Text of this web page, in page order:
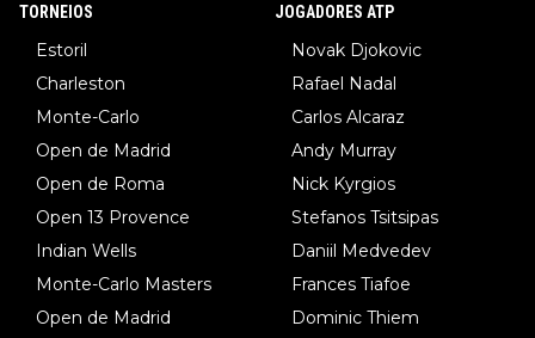
TORNEIOS
Estoril
Charleston
Monte-Carlo
Open de Madrid
Open de Roma
Open 13 Provence
Indian Wells
Monte-Carlo Masters
Open de Madrid
JOGADORES ATP
Novak Djokovic
Rafael Nadal
Carlos Alcaraz
Andy Murray
Nick Kyrgios
Stefanos Tsitsipas
Daniil Medvedev
Frances Tiafoe
Dominic Thiem